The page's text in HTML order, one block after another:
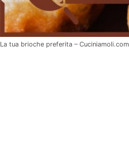
La tua brioche preferita – Cuciniamoli.com